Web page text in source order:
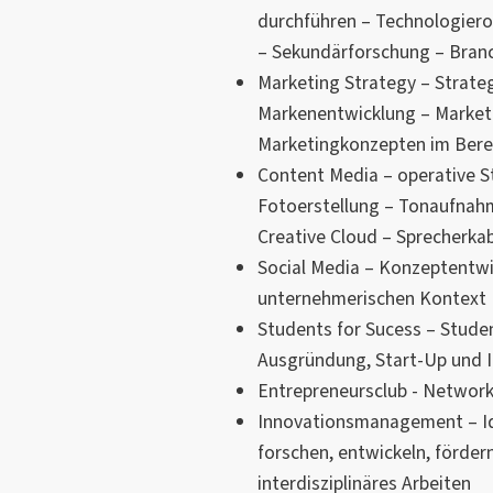
durchführen –
– Sekundärforschung –
Marketing Strategy –
Markenentwicklung –
Marketingkonzepten im
Content Media – operative
Fotoerstellung –
Creative Cloud –
Social Media –
unternehmerischen Kontext
Students for Sucess –
Ausgründung, Start-Up
Entrepreneursclub -
Innovationsmanagement –
forschen, entwickeln,
interdisziplinäres Arbeiten